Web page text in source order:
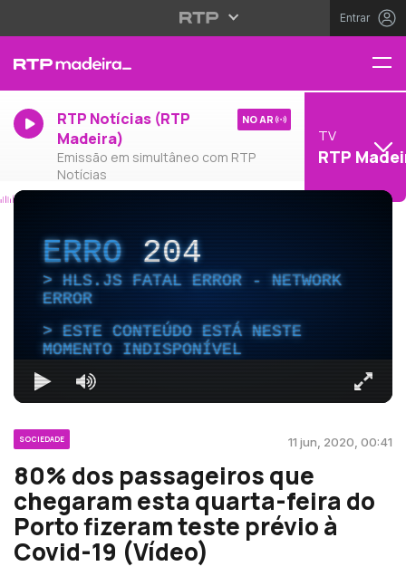
Entrar
RTP Notícias (RTP
Madeira)
Emissão em simultâneo com RTP
Notícias
NO AR
TV
RTP
ERRO204
HLS.JS FATAL ERROR - NETWORK
ERROR
ESTE CONTEÚDO ESTÁ NESTE
MOMENTO INDISPONÍVEL
SOCIEDADE 11 jun, 2020, 00:41
80% dos passageiros que
chegaram esta quarta-feira do
Porto fizeram teste prévio à
Covid-19 (Vídeo)